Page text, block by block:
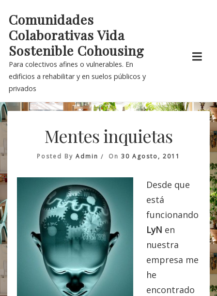
content
Comunidades
Colaborativas Vida
Sostenible Cohousing
Para colectivos afines o vulnerables. En
edificios a rehabilitar y en suelos públicos y
privados
Mentes inquietas
Posted By Admin On 30 Agosto, 2011
Desde que
está
funcionando
LyN en
nuestra
empresa me
he
encontrado